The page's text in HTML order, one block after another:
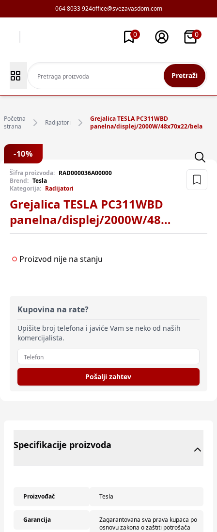
064 8033 924office@svezavasdom.com
0 0
Pretraži
Početna
strana
Radijatori
Grejalica TESLA PC311WBD
panelna/displej/2000W/48x70x22/bela
-10%
Šifra proizvoda: RAD000036A00000
Brend: Tesla
Kategorija: Radijatori
Grejalica TESLA PC311WBD
panelna/displej/2000W/48x70x22/bela
Proizvod nije na stanju
Kupovina na rate?
Upišite broj telefona i javiće Vam se neko od naših
komercijalista.
Pošalji zahtev
Specifikacije proizvoda
Proizvođač Tesla
Garancija
Zagarantovana sva prava kupaca po
osnovu zakona o zaštiti potrošača